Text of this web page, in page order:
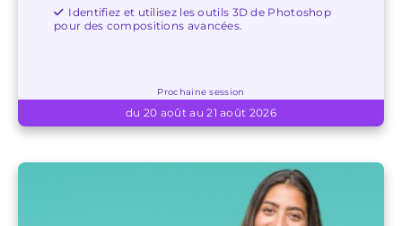
Identifiez et utilisez les outils 3D de Photoshop
pour des compositions avancées.
Prochaine session
du 20 août au 21 août 2026